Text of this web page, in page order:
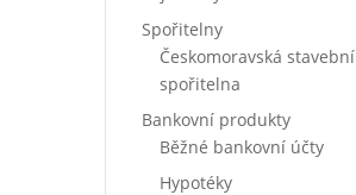
Spořitelny
Českomoravská stavební
spořitelna
Bankovní produkty
Běžné bankovní účty
Hypotéky